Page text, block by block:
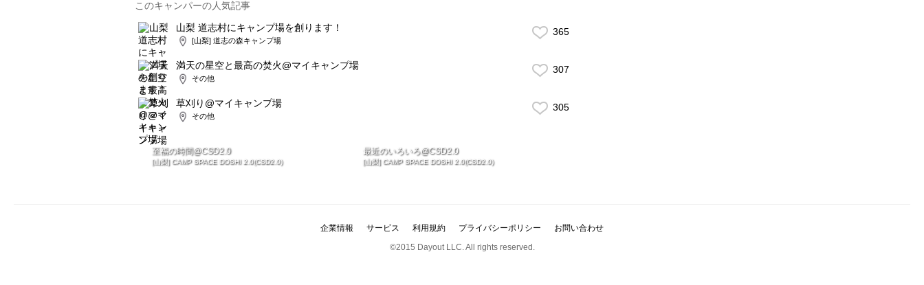
このキャンパーの人気記事
山梨 道志村にキャンプ場を創ります！
[山梨] 道志の森キャンプ場
365
満天の星空と最高の焚火@マイキャンプ場
その他
307
草刈り@マイキャンプ場
その他
305
至福の時間@CSD2.0
[山梨] CAMP SPACE DOSHI 2.0(CSD2.0)
最近のいろいろ@CSD2.0
[山梨] CAMP SPACE DOSHI 2.0(CSD2.0)
企業情報 サービス 利用規約 プライバシーポリシー
お問い合わせ
©2015 Dayout LLC. All rights reserved.